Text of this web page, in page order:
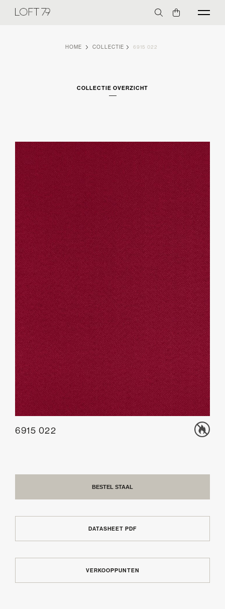
HOME COLLECTIE 6915 022
COLLECTIE OVERZICHT
6915 022
BESTEL STAAL
DATASHEET PDF
VERKOOPPUNTEN